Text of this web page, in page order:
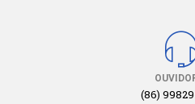
(86)